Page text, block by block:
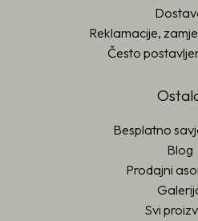
Reklamacije,
Često
Besplatno
Blog
Prodajni
Svi